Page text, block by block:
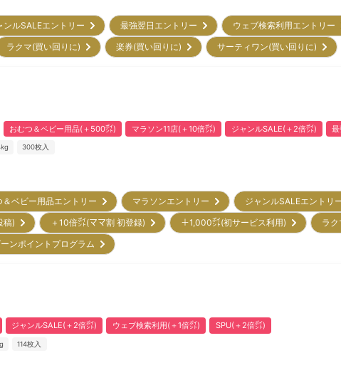
ンルSALEエントリー 最強翌日エントリー ウェブ検索利用エントリー
ラクマ(買い回りに) 楽券(買い回りに) サーティワン(買い回りに)
おむつ＆ベビー用品(＋500㌽) マラソン11店(＋10倍㌽) ジャンルSALE(＋2倍㌽)
300枚入
＆ベビー用品エントリー マラソンエントリー ジャンルSALEエント
稿)
＋10倍㌽(ママ割 初登録) ＋1,000㌽(初サービス利用) ラ
ーンポイントプログラム
ジャンルSALE(＋2倍㌽) ウェブ検索利用(＋1倍㌽) SPU(＋2倍㌽)
114枚入